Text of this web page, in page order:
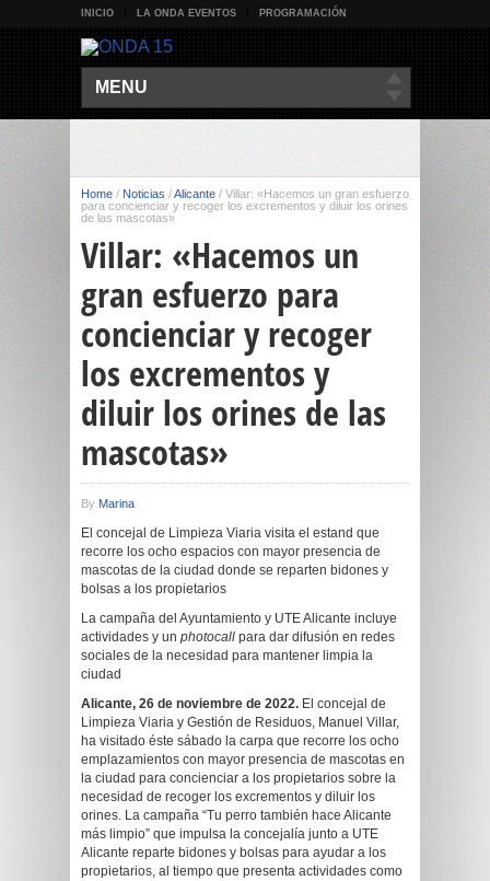
INICIO LA ONDA EVENTOS PROGRAMACIÓN
MENU
Home / Noticias /Alicante / Villar: «Hacemos un gran esfuerzo
para concienciar y recoger los excrementos y diluir los orines
de las mascotas»
Villar: «Hacemos un
gran esfuerzo para
concienciar y recoger
los excrementos y
diluir los orines de las
mascotas»
By Marina
El concejal de Limpieza Viaria visita el estand que
recorre los ocho espacios con mayor presencia de
mascotas de la ciudad donde se reparten bidones y
bolsas a los propietarios
La campaña del Ayuntamiento y UTE Alicante incluye
actividades y un photocall para dar difusión en redes
sociales de la necesidad para mantener limpia la
ciudad
Alicante, 26 de noviembre de 2022. El concejal de
Limpieza Viaria y Gestión de Residuos, Manuel Villar,
ha visitado éste sábado la carpa que recorre los ocho
emplazamientos con mayor presencia de mascotas en
la ciudad para concienciar a los propietarios sobre la
necesidad de recoger los excrementos y diluir los
orines. La campaña “Tu perro también hace Alicante
más limpio” que impulsa la concejalía junto a UTE
Alicante reparte bidones y bolsas para ayudar a los
propietarios, al tiempo que presenta actividades como